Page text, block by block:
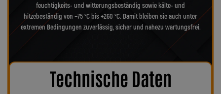
feuchtigkeits- und witterungsbeständig sowie kälte- und
hitzebeständig von −75 °C bis +260 °C. Damit bleiben sie auch unter
extremen Bedingungen zuverlässig, sicher und nahezu wartungsfrei.
Technische Daten